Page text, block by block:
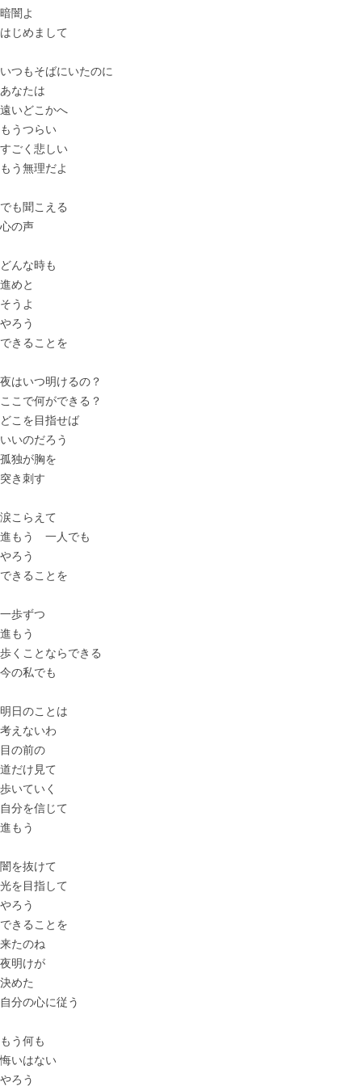
暗闇よ
はじめまして
いつもそばにいたのに
あなたは
遠いどこかへ
もうつらい
すごく悲しい
もう無理だよ
でも聞こえる
心の声
どんな時も
進めと
そうよ
やろう
できることを
夜はいつ明けるの？
ここで何ができる？
どこを目指せば
いいのだろう
孤独が胸を
突き刺す
涙こらえて
進もう 一人でも
やろう
できることを
一歩ずつ
進もう
歩くことならできる
今の私でも
明日のことは
考えないわ
目の前の
道だけ見て
歩いていく
自分を信じて
進もう
闇を抜けて
光を目指して
やろう
できることを
来たのね
夜明けが
決めた
自分の心に従う
もう何も
悔いはない
やろう